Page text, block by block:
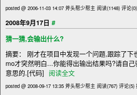
posted @ 2006-11-03 14:07 斧头帮少帮主 阅读(1148) 评论(0)
2008年9月17日 #
猜一猜,会输出什么?
摘要： 刚才在项目中发现一个问题,跟踪了下
mo才突然明白...你能得出输出结果吗?请自
意思的.[代码] 阅读全文
posted @ 2008-09-17 13:35 斧头帮少帮主 阅读(767) 评论(5)